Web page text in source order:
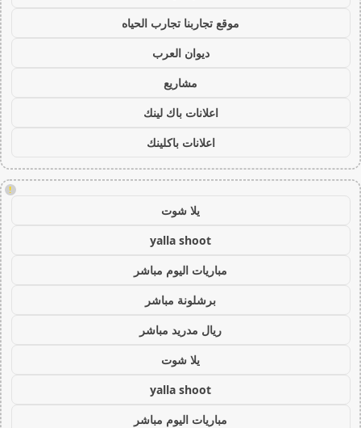
موقع تجاربنا تجارب الحياه
ديوان العرب
مشاريع
اعلانات باك لينك
اعلانات باكلينك
!
يلا شوت
yalla shoot
مباريات اليوم مباشر
برشلونة مباشر
ريال مدريد مباشر
يلا شوت
yalla shoot
مباريات اليوم مباشر